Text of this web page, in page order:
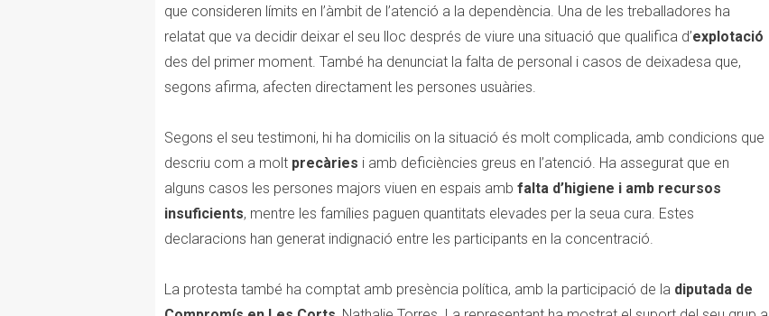
que consideren límits en l’àmbit de l’atenció a la dependència. Una de les treballadores ha
relatat que va decidir deixar el seu lloc després de viure una situació que qualifica d’explotació
des del primer moment. També ha denunciat la falta de personal i casos de deixadesa que,
segons afirma, afecten directament les persones usuàries.
Segons el seu testimoni, hi ha domicilis on la situació és molt complicada, amb condicions que
descriu com a molt precàries i amb deficiències greus en l’atenció. Ha assegurat que en
alguns casos les persones majors viuen en espais amb falta d’higiene i amb recursos
insuficients, mentre les famílies paguen quantitats elevades per la seua cura. Estes
declaracions han generat indignació entre les participants en la concentració.
La protesta també ha comptat amb presència política, amb la participació de la diputada de